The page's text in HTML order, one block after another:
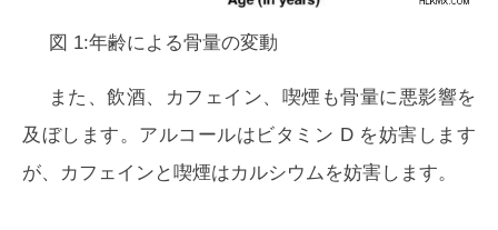
図 1:年齢による骨量の変動
また、飲酒、カフェイン、喫煙も骨量に悪影響を
及ぼします。アルコールはビタミン D を妨害します
が、カフェインと喫煙はカルシウムを妨害します。